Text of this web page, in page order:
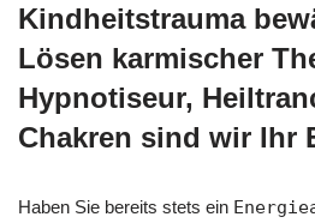
Kindheitstrauma
Lösen karmischer
Hypnotiseur,
Chakren sind wir Ihr
Haben Sie bereits stets ein